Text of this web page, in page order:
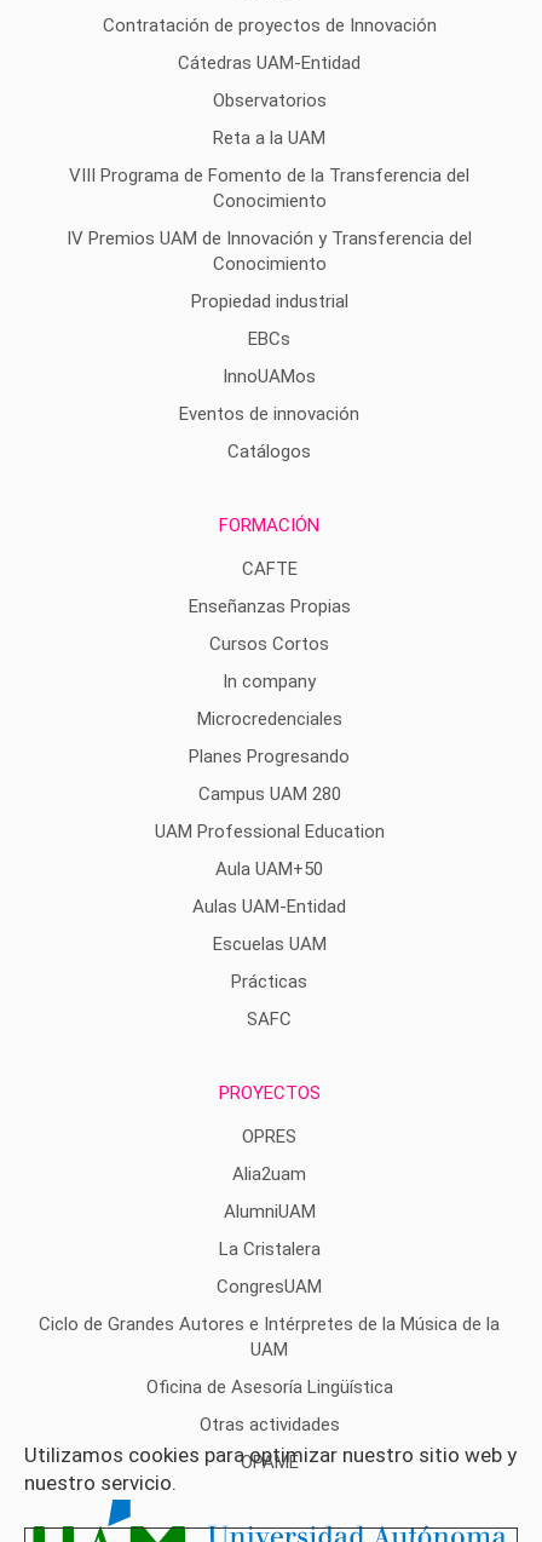
Utilizamos cookies para optimizar nuestro sitio web y
nuestro servicio.
Contratación de proyectos de Innovación
Cátedras UAM-Entidad
Observatorios
Reta a la UAM
VIII Programa de Fomento de la Transferencia del
Conocimiento
IV Premios UAM de Innovación y Transferencia del
Conocimiento
Propiedad industrial
EBCs
InnoUAMos
Eventos de innovación
Catálogos
FORMACIÓN
CAFTE
Enseñanzas Propias
Cursos Cortos
In company
Microcredenciales
Planes Progresando
Campus UAM 280
UAM Professional Education
Aula UAM+50
Aulas UAM-Entidad
Escuelas UAM
Prácticas
SAFC
PROYECTOS
OPRES
Alia2uam
AlumniUAM
La Cristalera
CongresUAM
Ciclo de Grandes Autores e Intérpretes de la Música de la
UAM
Oficina de Asesoría Lingüística
Otras actividades
OPAME